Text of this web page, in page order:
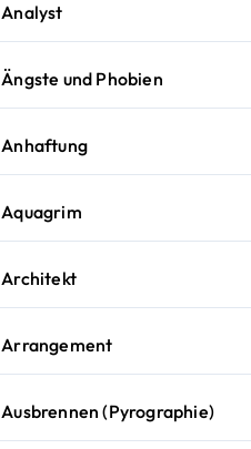
Analyst
Ängste und Phobien
Anhaftung
Aquagrim
Architekt
Arrangement
Ausbrennen (Pyrographie)